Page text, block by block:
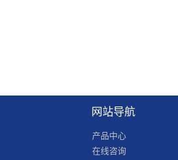
网站导航
产品中心
在线咨询